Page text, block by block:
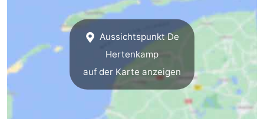
Fähre
-
Parken
Inselhüpfen
Aussichtspunkt De
Hertenkamp
auf der Karte anzeigen